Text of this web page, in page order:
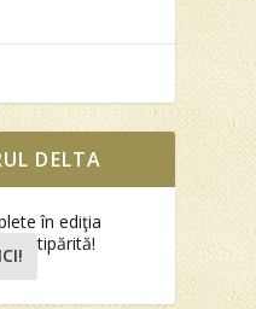
DELTA
în ediţia
tipărită!